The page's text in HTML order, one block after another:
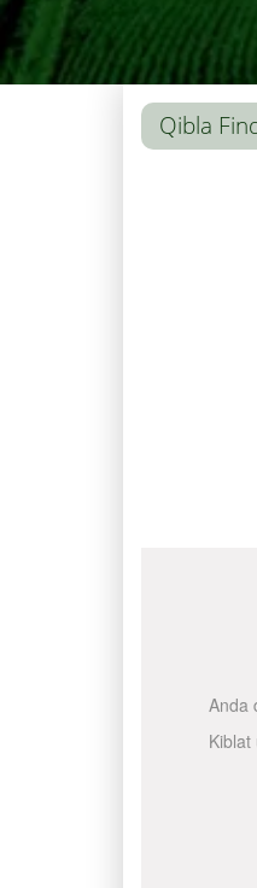
Qibla
Anda